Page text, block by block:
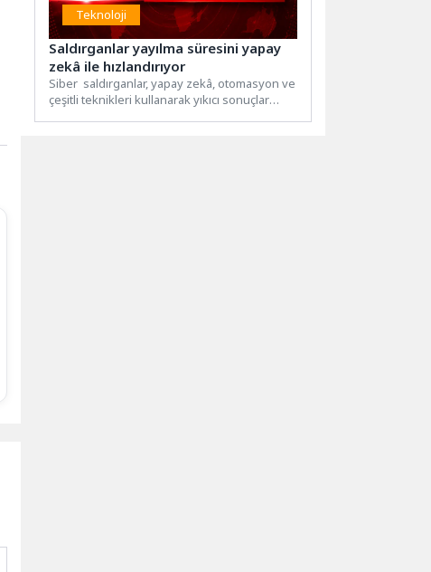
Teknoloji
Saldırganlar yayılma süresini yapay
zekâ ile hızlandırıyor
Siber saldırganlar, yapay zekâ, otomasyon ve
çeşitli teknikleri kullanarak yıkıcı sonuçlar